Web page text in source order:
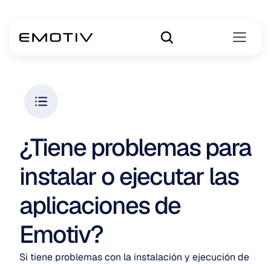
¿Tiene problemas para
instalar o ejecutar las
aplicaciones de
Emotiv?
Si tiene problemas con la instalación y ejecución de